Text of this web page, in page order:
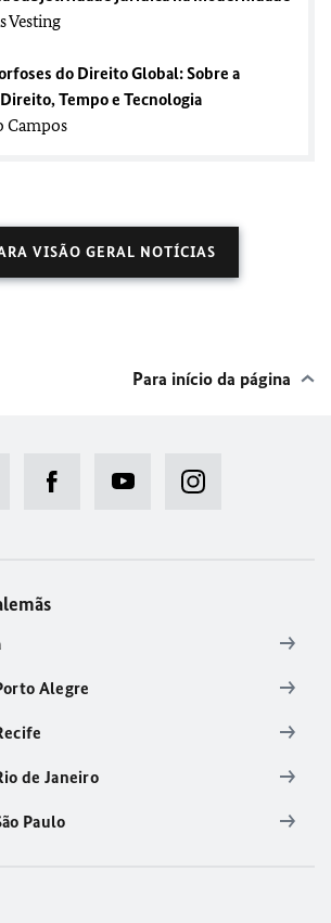
Vesting
do Direito Global: Sobre a
Tempo e Tecnologia
Campos
VISÃO GERAL NOTÍCIAS
Para início da página
Alegre
de Janeiro
Paulo